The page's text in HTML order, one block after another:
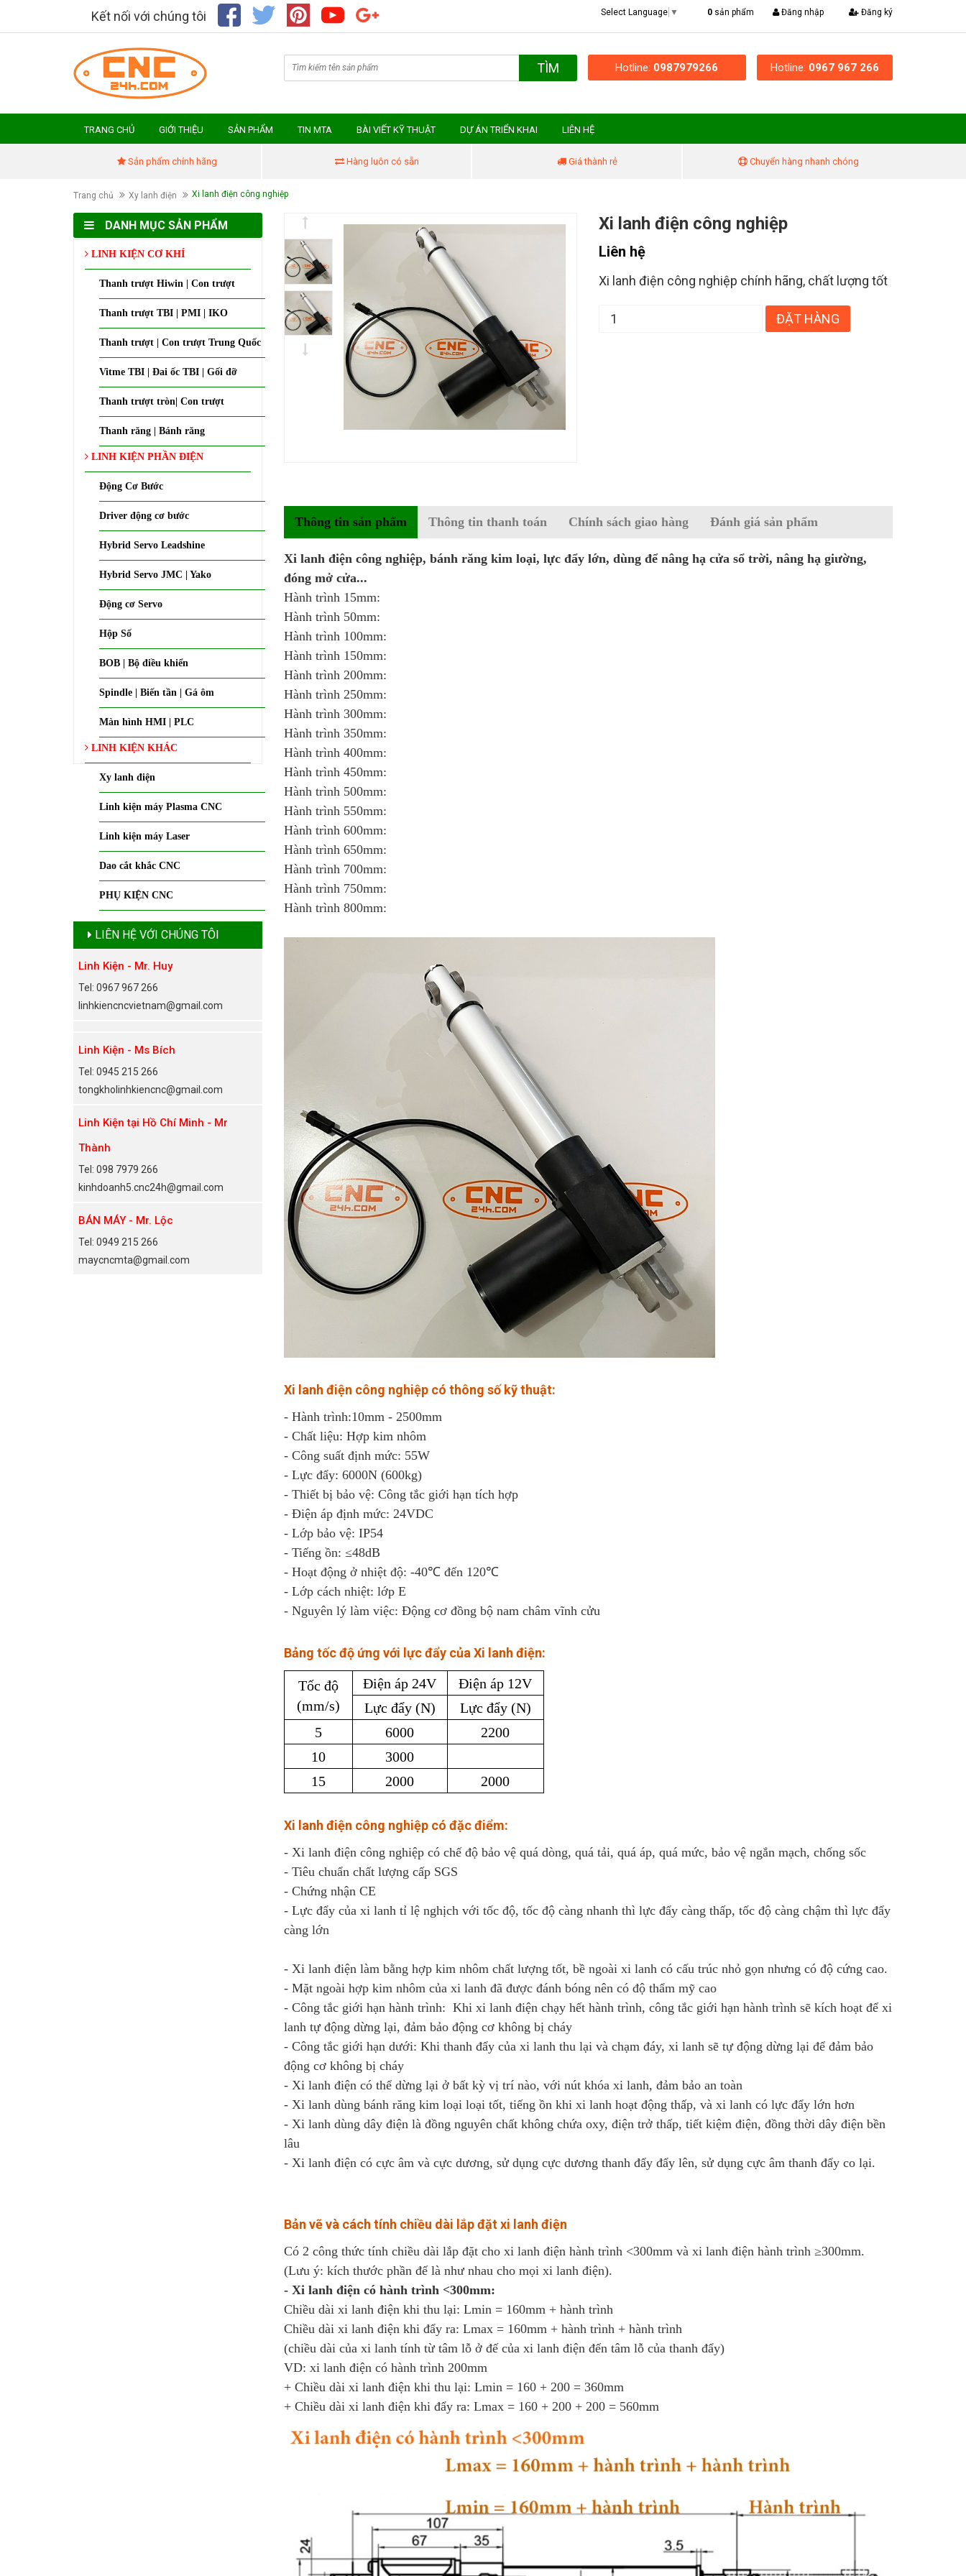
Kết nối với chúng tôi Select Language ▼ 0 sản phẩm Đăng nhập Đăng ký
TÌM Hotline: 0987979266 Hotline: 0967 967 266
TRANG CHỦ GIỚI THIỆU SẢN PHẨM TIN MTA BÀI VIẾT KỸ THUẬT DỰ ÁN TRIỂN KHAI LIÊN HỆ
Sản phẩm chính hãng Hàng luôn có sẵn Giá thành rẻ Chuyển hàng nhanh chóng
Trang chủ Xy lanh điện Xi lanh điện công nghiệp
DANH MỤC SẢN PHẨM
LINH KIỆN CƠ KHÍ
Thanh trượt Hiwin | Con trượt
Thanh trượt TBI | PMI | IKO
Thanh trượt | Con trượt Trung Quốc
Vitme TBI | Đai ốc TBI | Gối đỡ
Thanh trượt tròn| Con trượt
Thanh răng | Bánh răng
LINH KIỆN PHẦN ĐIỆN
Động Cơ Bước
Driver động cơ bước
Hybrid Servo Leadshine
Hybrid Servo JMC | Yako
Động cơ Servo
Hộp Số
BOB | Bộ điều khiển
Spindle | Biến tần | Gá ôm
Màn hình HMI | PLC
LINH KIỆN KHÁC
Xy lanh điện
Linh kiện máy Plasma CNC
Linh kiện máy Laser
Dao cắt khắc CNC
PHỤ KIỆN CNC
LIÊN HỆ VỚI CHÚNG TÔI
Linh Kiện - Mr. Huy
Tel: 0967 967 266
linhkiencncvietnam@gmail.com
Linh Kiện - Ms Bích
Tel: 0945 215 266
tongkholinhkiencnc@gmail.com
Linh Kiện tại Hồ Chí Minh - Mr
Thành
Tel: 098 7979 266
kinhdoanh5.cnc24h@gmail.com
BÁN MÁY - Mr. Lộc
Tel: 0949 215 266
maycncmta@gmail.com
Xi lanh điện công nghiệp
Liên hệ
Xi lanh điện công nghiệp chính hãng, chất lượng tốt
ĐẶT HÀNG
Thông tin sản phẩm Thông tin thanh toán Chính sách giao hàng Đánh giá sản phẩm
Xi lanh điện công nghiệp, bánh răng kim loại, lực đẩy lớn, dùng để nâng hạ cửa sổ trời, nâng hạ giường,
đóng mở cửa...
Hành trình 15mm:
Hành trình 50mm:
Hành trình 100mm:
Hành trình 150mm:
Hành trình 200mm:
Hành trình 250mm:
Hành trình 300mm:
Hành trình 350mm:
Hành trình 400mm:
Hành trình 450mm:
Hành trình 500mm:
Hành trình 550mm:
Hành trình 600mm:
Hành trình 650mm:
Hành trình 700mm:
Hành trình 750mm:
Hành trình 800mm:
Xi lanh điện công nghiệp có thông số kỹ thuật:
- Hành trình:10mm - 2500mm
- Chất liệu: Hợp kim nhôm
- Công suất định mức: 55W
- Lực đẩy: 6000N (600kg)
- Thiết bị bảo vệ: Công tắc giới hạn tích hợp
- Điện áp định mức: 24VDC
- Lớp bảo vệ: IP54
- Tiếng ồn: ≤48dB
- Hoạt động ở nhiệt độ: -40℃ đến 120℃
- Lớp cách nhiệt: lớp E
- Nguyên lý làm việc: Động cơ đồng bộ nam châm vĩnh cửu
Bảng tốc độ ứng với lực đẩy của Xi lanh điện:
Tốc độ
(mm/s)
Điện áp 24V
Điện áp 12V
Lực đẩy (N)
Lực đẩy (N)
5
6000
2200
10
3000
15
2000 2000
Xi lanh điện công nghiệp có đặc điểm:
- Xi lanh điện công nghiệp có chế độ bảo vệ quá dòng, quá tải, quá áp, quá mức, bảo vệ ngắn mạch, chống sốc
- Tiêu chuẩn chất lượng cấp SGS
- Chứng nhận CE
- Lực đẩy của xi lanh tỉ lệ nghịch với tốc độ, tốc độ càng nhanh thì lực đẩy càng thấp, tốc độ càng chậm thì lực đẩy
càng lớn
- Xi lanh điện làm bằng hợp kim nhôm chất lượng tốt, bề ngoài xi lanh có cấu trúc nhỏ gọn nhưng có độ cứng cao.
- Mặt ngoài hợp kim nhôm của xi lanh đã được đánh bóng nên có độ thẩm mỹ cao
- Công tắc giới hạn hành trình: Khi xi lanh điện chạy hết hành trình, công tắc giới hạn hành trình sẽ kích hoạt để xi
lanh tự động dừng lại, đảm bảo động cơ không bị cháy
- Công tắc giới hạn dưới: Khi thanh đẩy của xi lanh thu lại và chạm đáy, xi lanh sẽ tự động dừng lại để đảm bảo
động cơ không bị cháy
- Xi lanh điện có thể dừng lại ở bất kỳ vị trí nào, với nút khóa xi lanh, đảm bảo an toàn
- Xi lanh dùng bánh răng kim loại loại tốt, tiếng ồn khi xi lanh hoạt động thấp, và xi lanh có lực đẩy lớn hơn
- Xi lanh dùng dây điện là đồng nguyên chất không chứa oxy, điện trở thấp, tiết kiệm điện, đồng thời dây điện bền
lâu
- Xi lanh điện có cực âm và cực dương, sử dụng cực dương thanh đẩy đẩy lên, sử dụng cực âm thanh đẩy co lại.
Bản vẽ và cách tính chiều dài lắp đặt xi lanh điện
Có 2 công thức tính chiều dài lắp đặt cho xi lanh điện hành trình <300mm và xi lanh điện hành trình ≥300mm.
(Lưu ý: kích thước phần đế là như nhau cho mọi xi lanh điện).
- Xi lanh điện có hành trình <300mm:
Chiều dài xi lanh điện khi thu lại: Lmin = 160mm + hành trình
Chiều dài xi lanh điện khi đẩy ra: Lmax = 160mm + hành trình + hành trình
(chiều dài của xi lanh tính từ tâm lỗ ở đế của xi lanh điện đến tâm lỗ của thanh đẩy)
VD: xi lanh điện có hành trình 200mm
+ Chiều dài xi lanh điện khi thu lại: Lmin = 160 + 200 = 360mm
+ Chiều dài xi lanh điện khi đẩy ra: Lmax = 160 + 200 + 200 = 560mm